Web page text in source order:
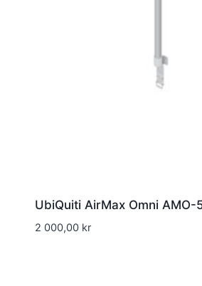
UbiQuiti AirMax Omni AMO-
2 000,00 kr